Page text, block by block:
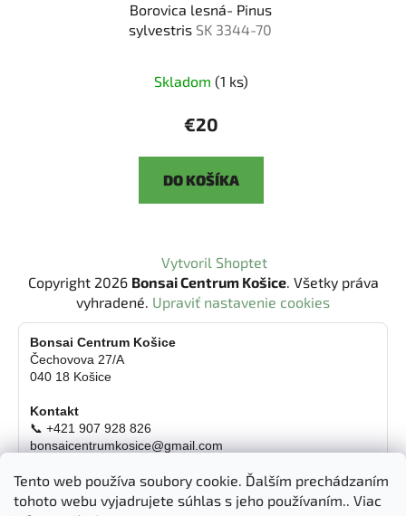
Tento web používa soubory cookie. Ďalším prechádzaním
tohoto webu vyjadrujete súhlas s jeho používaním.. Viac
Borovica lesná- Pinus
sylvestris SK 3344-70
Skladom (1 ks)
€20
DO KOŠÍKA
Vytvoril Shoptet
Copyright 2026 Bonsai Centrum Košice. Všetky práva
vyhradené. Upraviť nastavenie cookies
Bonsai Centrum Košice
Čechovova 27/A
040 18 Košice
Kontakt
📞 +421 907 928 826
bonsaicentrumkosice@gmail.com
Otváracie hodiny